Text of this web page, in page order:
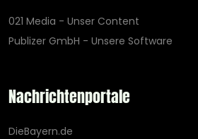
021 Media - Unser Content
Publizer GmbH - Unsere Software
Nachrichtenportale
DieBayern.de